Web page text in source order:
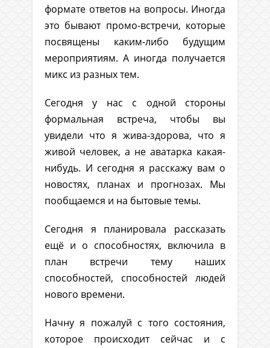
формате ответов на вопросы. Иногда
это бывают промо-встречи, которые
посвящены каким-либо будущим
мероприятиям. А иногда получается
микс из разных тем.
Сегодня у нас с одной стороны
формальная встреча, чтобы вы
увидели что я жива-здорова, что я
живой человек, а не аватарка какая-
нибудь. И сегодня я расскажу вам о
новостях, планах и прогнозах. Мы
пообщаемся и на бытовые темы.
Сегодня я планировала рассказать
ещё и о способностях, включила в
план встречи тему наших
способностей, способностей людей
нового времени.
Начну я пожалуй с того состояния,
которое происходит сейчас и с